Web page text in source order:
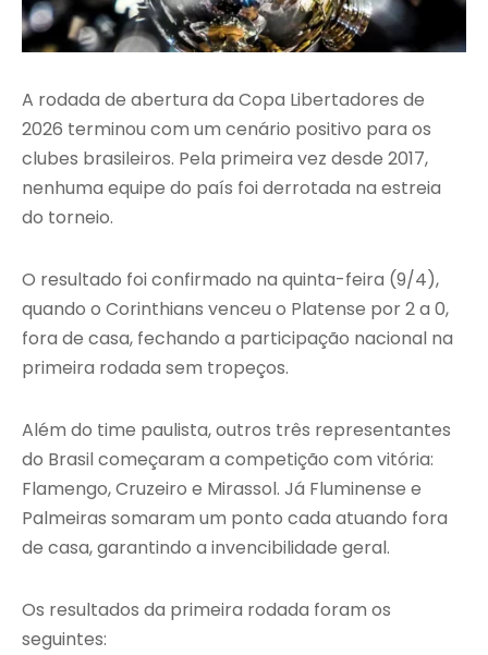
A rodada de abertura da Copa Libertadores de
2026 terminou com um cenário positivo para os
clubes brasileiros. Pela primeira vez desde 2017,
nenhuma equipe do país foi derrotada na estreia
do torneio.
O resultado foi confirmado na quinta-feira (9/4),
quando o Corinthians venceu o Platense por 2 a 0,
fora de casa, fechando a participação nacional na
primeira rodada sem tropeços.
Além do time paulista, outros três representantes
do Brasil começaram a competição com vitória:
Flamengo, Cruzeiro e Mirassol. Já Fluminense e
Palmeiras somaram um ponto cada atuando fora
de casa, garantindo a invencibilidade geral.
Os resultados da primeira rodada foram os
seguintes: